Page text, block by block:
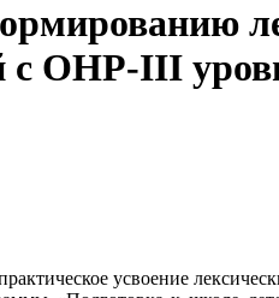
с ОНР-III
усвоение